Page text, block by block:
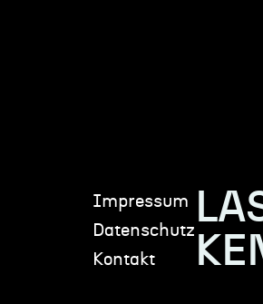
Impressum
Datenschutz
Kontakt